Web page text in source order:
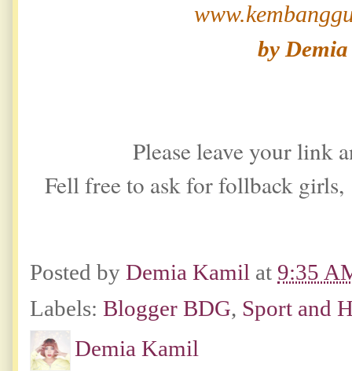
by
Please leave your link
Fell free to ask for follback girls,
Posted by Demia Kamil at 9:35
Labels: Blogger BDG, Sport and
Demia Kamil